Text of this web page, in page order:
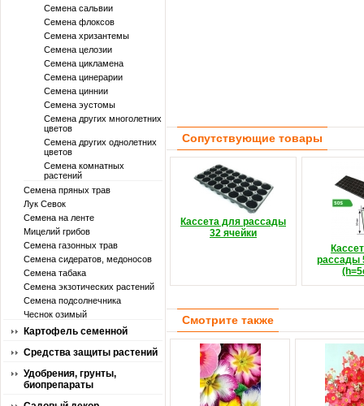
Семена сальвии
Семена флоксов
Семена хризантемы
Семена целозии
Семена цикламена
Семена цинерарии
Семена циннии
Семена эустомы
Семена других многолетних
цветов
Семена других однолетних
цветов
Семена комнатных
растений
Семена пряных трав
Лук Севок
Семена на ленте
Мицелий грибов
Семена газонных трав
Семена сидератов, медоносов
Семена табака
Семена экзотических растений
Семена подсолнечника
Чеснок озимый
Картофель семенной
Средства защиты растений
Удобрения, грунты,
биопрепараты
Сопутствующие товары
Кассета для рассады
32 ячейки
рассады
Смотрите также